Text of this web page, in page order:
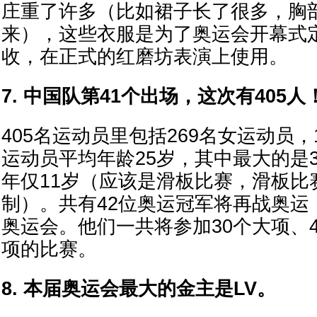
庄重了许多（比如裙子长了很多，胸
来），这些衣服是为了奥运会开幕式
收，在正式的红磨坊表演上使用。
7. 中国队第41个出场，这次有405人
405名运动员里包括269名女运动员
运动员平均年龄25岁，其中最大的是
年仅11岁（应该是滑板比赛，滑板比
制）。共有42位奥运冠军将再战奥运
奥运会。他们一共将参加30个大项、
项的比赛。
8. 本届奥运会最大的金主是LV。